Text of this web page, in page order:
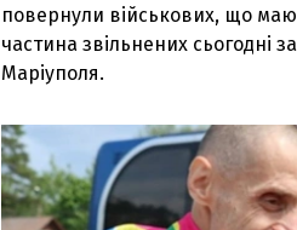
повернули військових, що
частина звільнених сьогодні
Маріуполя.